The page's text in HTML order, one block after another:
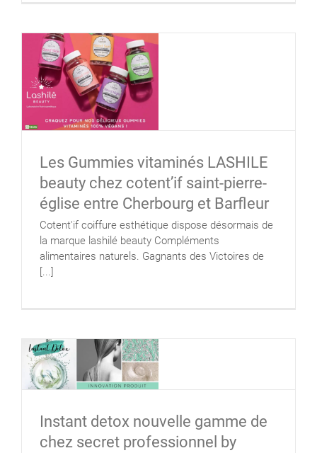
Les Gummies vitaminés LASHILE
beauty chez cotent’if saint-pierre-
église entre Cherbourg et Barfleur
Cotent'if coiffure esthétique dispose désormais de
la marque lashilé beauty Compléments
alimentaires naturels. Gagnants des Victoires de
[...]
Instant detox nouvelle gamme de
chez secret professionnel by